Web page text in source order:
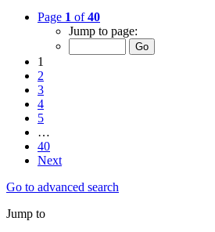
Page 1 of40
Jump to page:
1
2
3
4
5
…
40
Next
Go to advanced search
Jump to